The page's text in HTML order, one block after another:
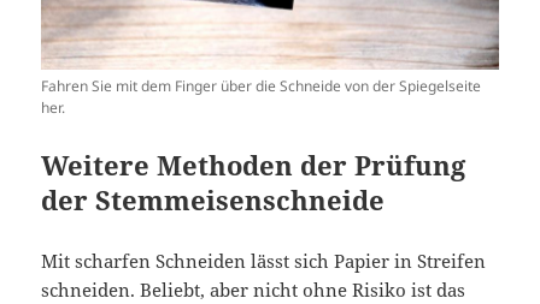
Fahren Sie mit dem Finger über die Schneide von der Spiegelseite
her.
Weitere Methoden der Prüfung
der Stemmeisenschneide
Mit scharfen Schneiden lässt sich Papier in Streifen
schneiden. Beliebt, aber nicht ohne Risiko ist das